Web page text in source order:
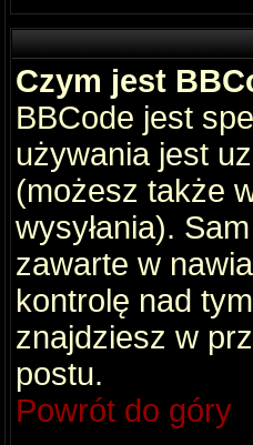
Czym jest
BBCode jest
używania jest
(możesz także
wysyłania).
zawarte w
kontrolę nad
znajdziesz w
postu.
Powrót do góry